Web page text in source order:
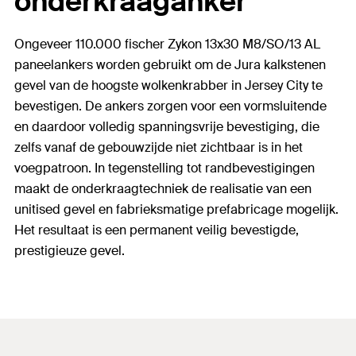
Ongeveer 110.000 fischer Zykon 13x30 M8/SO/13 AL
paneelankers worden gebruikt om de Jura kalkstenen
gevel van de hoogste wolkenkrabber in Jersey City te
bevestigen. De ankers zorgen voor een vormsluitende
en daardoor volledig spanningsvrije bevestiging, die
zelfs vanaf de gebouwzijde niet zichtbaar is in het
voegpatroon. In tegenstelling tot randbevestigingen
maakt de onderkraagtechniek de realisatie van een
unitised gevel en fabrieksmatige prefabricage mogelijk.
Het resultaat is een permanent veilig bevestigde,
prestigieuze gevel.